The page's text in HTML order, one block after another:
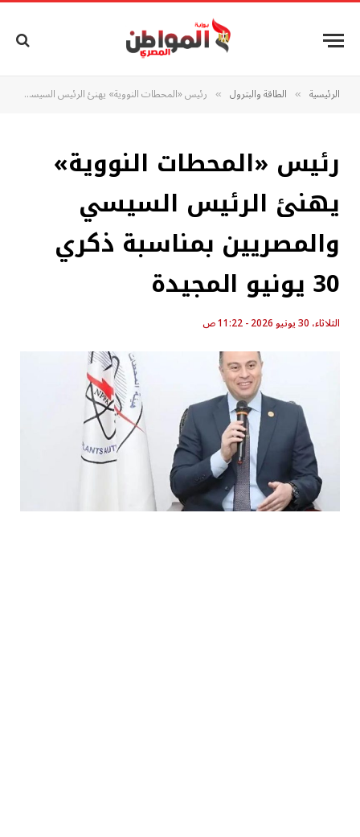
الرئيسية » الطاقة والبترول » رئيس «المحطات النووية» يهنئ الرئيس السيسي والمصريين بمناسبة ذكري 30 يونيو المجيدة
رئيس «المحطات النووية»
يهنئ الرئيس السيسي
والمصريين بمناسبة ذكري
30 يونيو المجيدة
الثلاثاء، 30 يونيو 2026 - 11:22 ص